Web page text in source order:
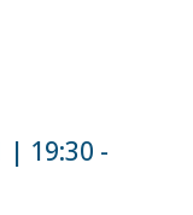
| 19:30 -